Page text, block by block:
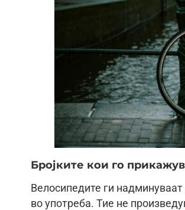
Бројките кои го
Велосипедите ги
во употреба. Тие не